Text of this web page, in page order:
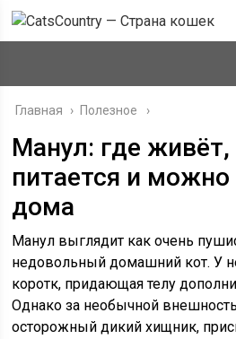
Главная › Полезное
Манул: где живёт,
питается и
дома
Манул выглядит как очень
недовольный домашний кот. У
коротк, придающая телу
Однако за необычной
осторожный дикий хищник,